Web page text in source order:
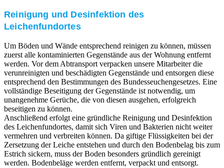
Reinigung und Desinfektion des
Leichenfundortes
Um Böden und Wände entsprechend reinigen zu können, müssen
zuerst alle kontaminierten Gegenstände aus der Wohnung entfernt
werden. Vor dem Abtransport verpacken unsere Mitarbeiter die
verunreinigten und beschädigten Gegenstände und entsorgen diese
entsprechend den Bestimmungen des Bundesseuchengesetzes. Eine
vollständige Beseitigung der Gegenstände ist notwendig, um
unangenehme Gerüche, die von diesen ausgehen, erfolgreich
beseitigen zu können.
Anschließend erfolgt eine gründliche Reinigung und Desinfektion
des Leichenfundortes, damit sich Viren und Bakterien nicht weiter
vermehren und verbreiten können. Da giftige Flüssigkeiten bei der
Zersetzung der Leiche entstehen und durch den Bodenbelag bis zum
Estrich sickern, muss der Boden besonders gründlich gereinigt
werden. Bodenbeläge werden entfernt, verpackt und entsorgt.